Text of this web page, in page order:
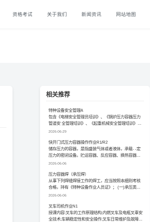
资格考试 关于我们 新闻资讯 网站地图
相关推荐
特种设备安全管理A
包含《电梯安全管理员培训》、《锅炉压力容器压力
管道安 全管理培训》、《起重机械安全管理培训》电
梯质量...
2026-06-29
快开门式压力容器操作作业R1/R2
储存压力的容器，是指盛装气体或者液体，承载- -定
压力的密闭设备。贮运容器、反应容器、换热容器和
分离...
2026-06-06
​压力容器焊（承压焊）
从事下列焊缝焊接工作的焊工，应当按照本细则考核
合格，持有《特种设备作业人员证》； (一)承压类设
备的...
2026-06-06
叉车司机作业N1
授课内容:叉车的工作原理结构;内燃叉车及电瓶叉車安
全技术;车辆稳定性和安全操作;叉车日常维护及故障